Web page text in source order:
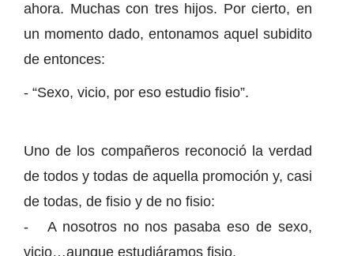
ahora. Muchas con tres hijos. Por cierto, en
un momento dado, entonamos aquel subidito
de entonces:
- “Sexo, vicio, por eso estudio fisio”.
Uno de los compañeros reconoció la verdad
de todos y todas de aquella promoción y, casi
de todas, de fisio y de no fisio:
- A nosotros no nos pasaba eso de sexo,
vicio…aunque estudiáramos fisio.